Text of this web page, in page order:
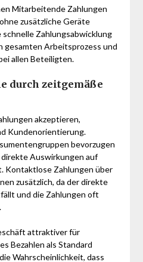
Mitarbeitende Zahlungen
zusätzliche Geräte
schnelle Zahlungsabwicklung
gesamten Arbeitsprozess und
allen Beteiligten.
durch zeitgemäße
akzeptieren,
Kundenorientierung.
bevorzugen
Auswirkungen auf
Kontaktlose Zahlungen über
zusätzlich, da der direkte
und die Zahlungen oft
attraktiver für
Bezahlen als Standard
Wahrscheinlichkeit, dass